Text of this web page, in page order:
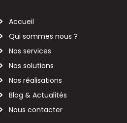
Accueil
Qui sommes nous ?
Nos services
Nos solutions
Nos réalisations
Blog & Actualités
Nous contacter